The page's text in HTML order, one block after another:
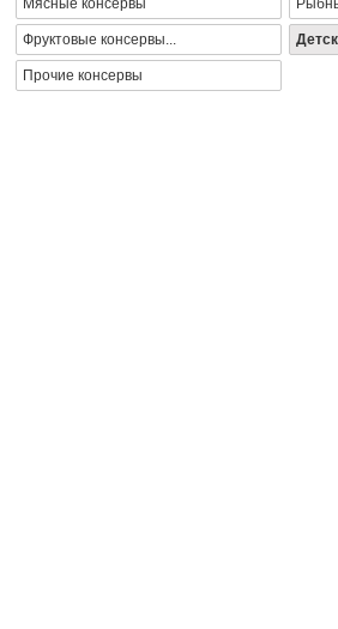
Мясные консервы
Фруктовые консервы...
Прочие консервы